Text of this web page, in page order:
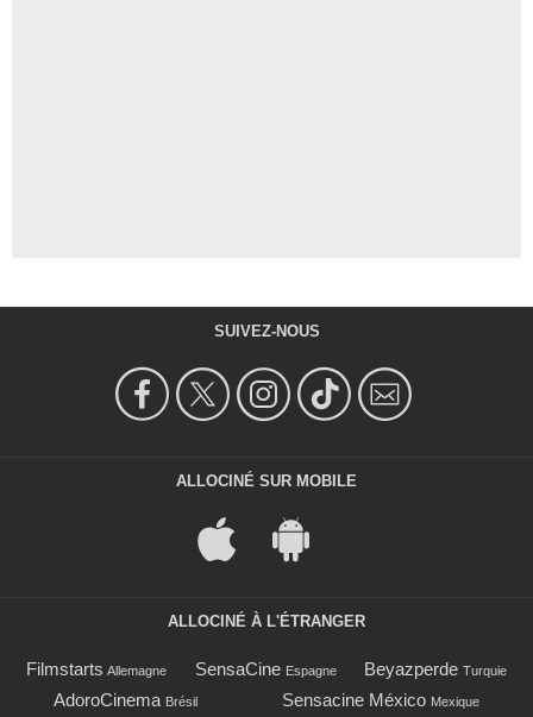
SUIVEZ-NOUS
ALLOCINÉ SUR MOBILE
ALLOCINÉ À L'ÉTRANGER
Filmstarts Allemagne SensaCine Espagne Beyazperde Turquie
AdoroCinema Brésil Sensacine México Mexique